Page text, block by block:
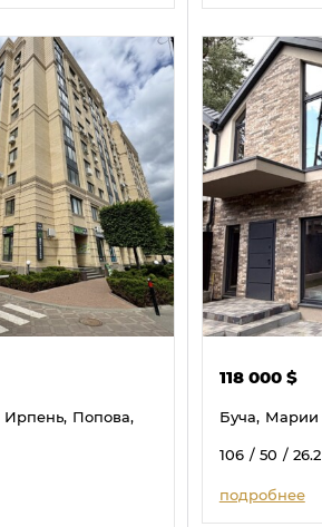
Ирпень, Попова,
118 000 $
Буча, Марии
106 / 50 / 26.2
подробнее